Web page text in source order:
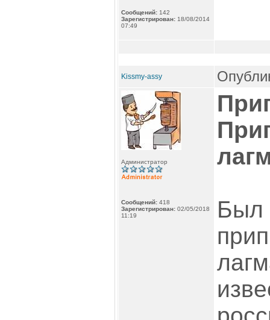
Сообщений: 142
Зарегистрирован: 18/08/2014
07:49
Kissmy-assy
Администратор
Сообщений: 418
Зарегистрирован: 02/05/2018
11:19
Был